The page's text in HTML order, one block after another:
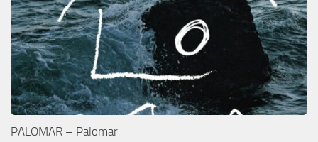
PALOMAR – Palomar